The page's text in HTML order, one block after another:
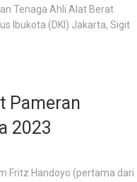
Tenaga Ahli Alat Berat
Ibukota (DKI) Jakarta, Sigit
Pameran
2023
Fritz Handoyo (pertama dari